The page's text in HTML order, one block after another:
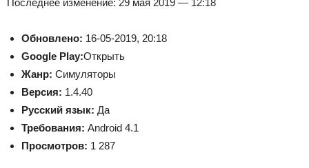
Последнее изменение: 29 мая 2019 — 12:18
Обновлено: 16-05-2019, 20:18
Google Play:Открыть
Жанр: Симуляторы
Версия: 1.4.40
Русский язык: Да
Требования: Android 4.1
Просмотров: 1 287